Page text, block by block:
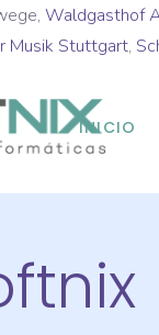
Waldgasthof
Musik Stuttgart,
INICIO